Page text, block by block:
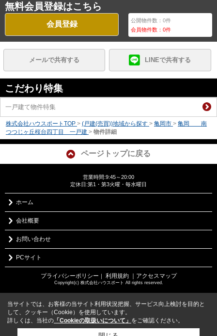
無料会員登録はこちら
会員登録 公開物件数：0件
会員物件数：0件
メールで共有する LINEで共有する
こだわり特集
一戸建て物件特集
株式会社ハウスポートTOP > (戸建(売買))地域から探す > 亀岡市 > 亀岡 南
つつじヶ丘桜台四丁目 一戸建 > 物件詳細
ページトップに戻る
営業時間:9:45～20:00
定休日:第1・第3火曜・毎水曜日
ホーム
会社概要
お問い合わせ
PCサイト
プライバシーポリシー ｜ 利用規約 ｜アクセスマップ
Copyright(c) 株式会社ハウスポート All rights reserved.
当サイトでは、お客様の当サイト利用状況把握、サービス向上検討を目的と
して、クッキー（Cookie）を使用しています。
詳しくは、当社の 「Cookieの取扱いについて」 をご確認ください。